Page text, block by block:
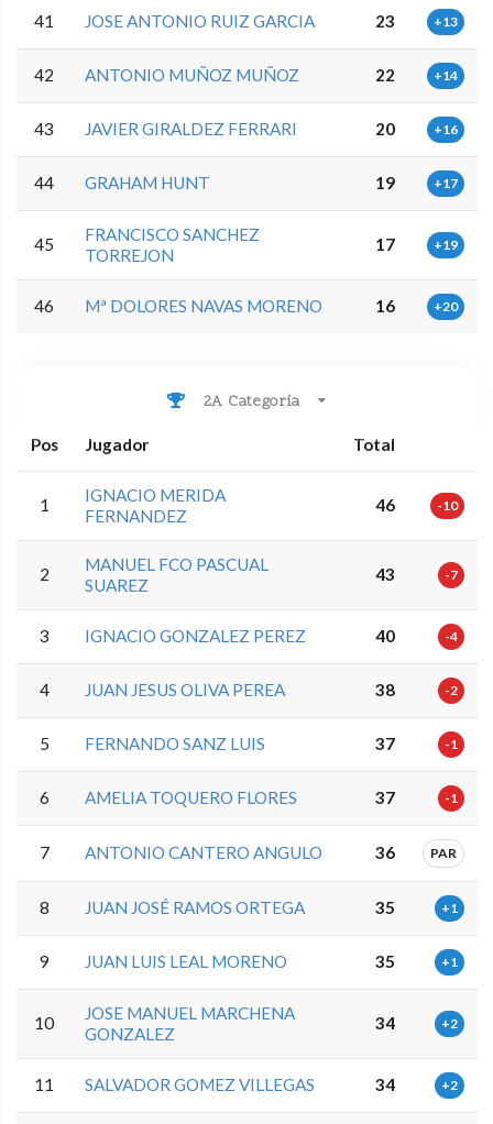
41 JOSE ANTONIO RUIZ GARCIA 23 +13
42 ANTONIO MUÑOZ MUÑOZ 22 +14
43 JAVIER GIRALDEZ FERRARI 20 +16
44 GRAHAM HUNT 19 +17
45
FRANCISCO SANCHEZ
TORREJON
17 +19
46 Mª DOLORES NAVAS MORENO 16 +20
2A Categoría
Pos Jugador Total
1
IGNACIO MERIDA
FERNANDEZ
46 -10
2
MANUEL FCO PASCUAL
SUAREZ
43 -7
3 IGNACIO GONZALEZ PEREZ 40 -4
4 JUAN JESUS OLIVA PEREA 38 -2
5 FERNANDO SANZ LUIS 37 -1
6 AMELIA TOQUERO FLORES 37 -1
7 ANTONIO CANTERO ANGULO 36 PAR
8 JUAN JOSÉ RAMOS ORTEGA 35 +1
9 JUAN LUIS LEAL MORENO 35 +1
10
JOSE MANUEL MARCHENA
GONZALEZ
34 +2
11 SALVADOR GOMEZ VILLEGAS 34 +2